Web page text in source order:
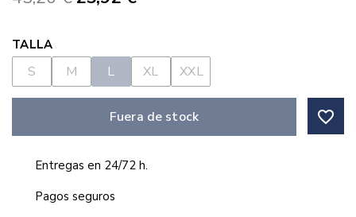
TALLA
S M L XL XXL
Fuera de stock favorite_border
Entregas en 24/72 h.
Pagos seguros